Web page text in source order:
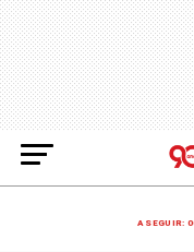
A SEGUIR: